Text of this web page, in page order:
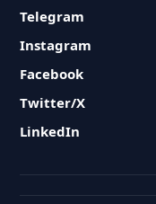
Telegram
Instagram
Facebook
Twitter/X
LinkedIn